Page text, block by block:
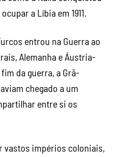
a Líbia em 1911.
entrou na Guerra ao
Alemanha e Áustria-
da guerra, a Grã-
chegado a um
entre si os
vastos impérios coloniais,